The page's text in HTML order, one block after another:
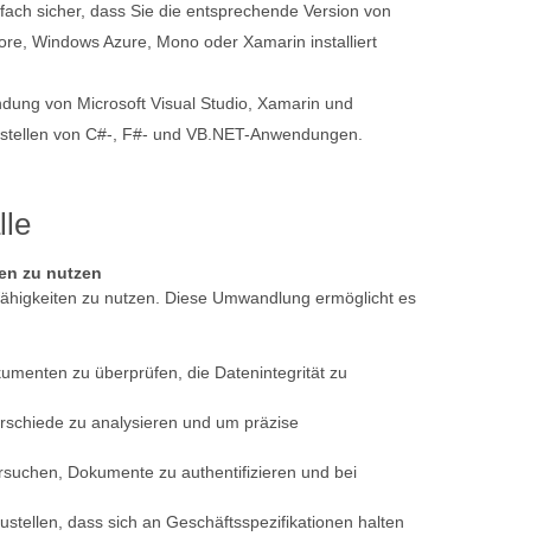
sicher, dass Sie die entsprechende Version von
Windows Azure, Mono oder Xamarin installiert
von Microsoft Visual Studio, Xamarin und
von C#-, F#- und VB.NET-Anwendungen.
zu nutzen
zu nutzen. Diese Umwandlung ermöglicht es
zu überprüfen, die Datenintegrität zu
zu analysieren und um präzise
Dokumente zu authentifizieren und bei
dass sich an Geschäftsspezifikationen halten